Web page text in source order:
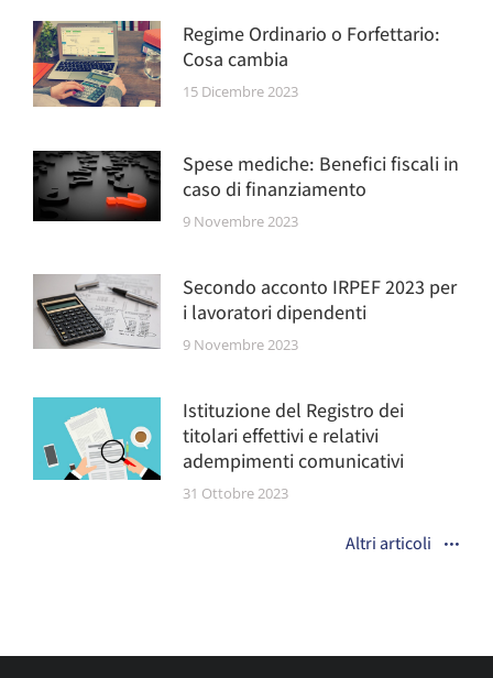
Regime Ordinario o Forfettario:
Cosa cambia
15 Dicembre 2023
Spese mediche: Benefici fiscali in
caso di finanziamento
9 Novembre 2023
Secondo acconto IRPEF 2023 per
i lavoratori dipendenti
9 Novembre 2023
Istituzione del Registro dei
titolari effettivi e relativi
adempimenti comunicativi
31 Ottobre 2023
Altri articoli